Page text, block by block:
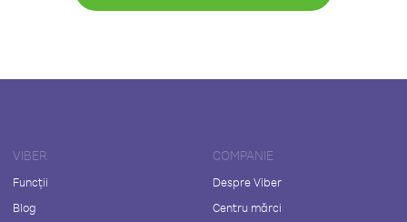
VIBER
Funcții
Blog
COMPANIE
Despre Viber
Centru mărci